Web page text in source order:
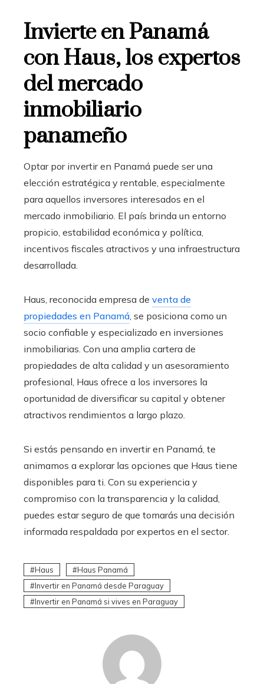
Invierte en Panamá
con Haus, los expertos
del mercado
inmobiliario
panameño
Optar por invertir en Panamá puede ser una
elección estratégica y rentable, especialmente
para aquellos inversores interesados en el
mercado inmobiliario. El país brinda un entorno
propicio, estabilidad económica y política,
incentivos fiscales atractivos y una infraestructura
desarrollada.
Haus, reconocida empresa de venta de
propiedades en Panamá , se posiciona como un
socio confiable y especializado en inversiones
inmobiliarias. Con una amplia cartera de
propiedades de alta calidad y un asesoramiento
profesional, Haus ofrece a los inversores la
oportunidad de diversificar su capital y obtener
atractivos rendimientos a largo plazo.
Si estás pensando en invertir en Panamá, te
animamos a explorar las opciones que Haus tiene
disponibles para ti. Con su experiencia y
compromiso con la transparencia y la calidad,
puedes estar seguro de que tomarás una decisión
informada respaldada por expertos en el sector.
Haus
Haus Panamá
Invertir en Panamá desde Paraguay
Invertir en Panamá si vives en Paraguay